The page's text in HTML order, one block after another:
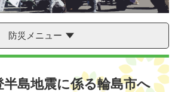
防災メニュー
半島地震に係る輪島市へ